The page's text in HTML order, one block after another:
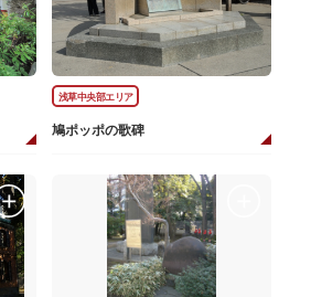
浅草中央部エリア
鳩ポッポの歌碑